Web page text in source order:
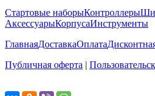
Стартовые наборыКонтроллеры
АксессуарыКорпусаИнструменты
ГлавнаяДоставкаОплата
Публичная оферта |